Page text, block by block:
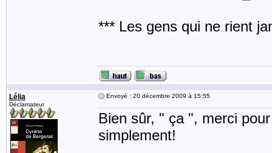
*** Les gens qui ne rient
Lélia
Déclamateur
Envoyé : 20 décembre 2009 à 15:55
Bien sûr, " ça ", merci
simplement!